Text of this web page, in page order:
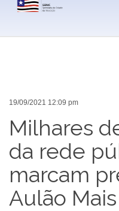
19/09/2021 12:09 pm
Milhares
da rede
marcam
Aulão